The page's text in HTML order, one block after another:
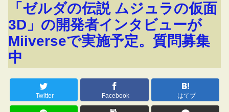
「ゼルダの伝説 ムジュラの仮面
3D」の開発者インタビューが
Miiverseで実施予定。質問募集
中
Twitter Facebook はてブ